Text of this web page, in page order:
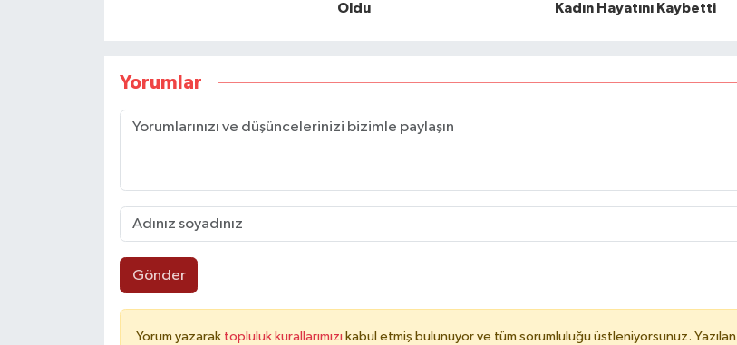
Oldu
Kadın Hayatını Kaybetti
Yorumlar
Gönder
Yorum yazarak topluluk kurallarımızı kabul etmiş bulunuyor ve tüm sorumluluğu üstleniyorsunuz. Yazılan